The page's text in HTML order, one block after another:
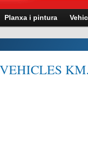
Planxa i pintura